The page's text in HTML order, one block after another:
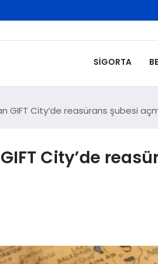
SIGORTA
GIFT City’de reasürans şubesi
City’de